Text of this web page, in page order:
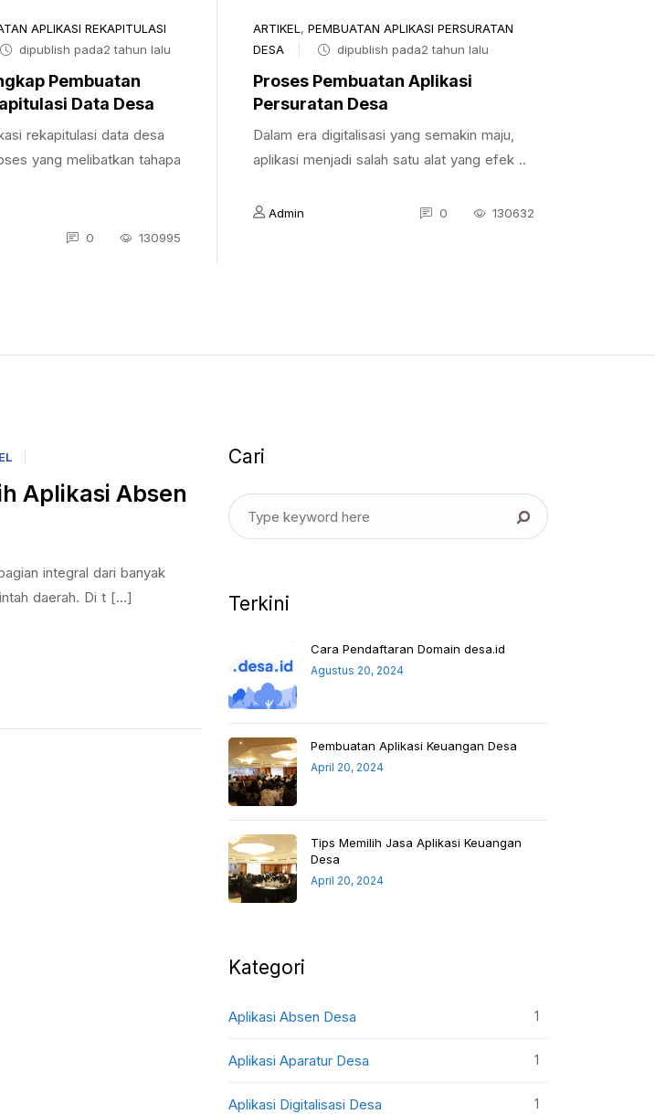
APLIKASI REKAPITULASI
dipublish pada2 tahun lalu
Pembuatan
Data Desa
rekapitulasi data desa
yang melibatkan tahapa
0 130995
ARTIKEL , PEMBUATAN APLIKASI PERSURATAN
DESA
dipublish pada2 tahun lalu
Proses Pembuatan Aplikasi
Persuratan Desa
Dalam era digitalisasi yang semakin maju,
aplikasi menjadi salah satu alat yang efek ..
Admin 0 130632
Aplikasi Absen
integral dari banyak
daerah. Di t [...]
Cari
Terkini
Cara Pendaftaran Domain desa.id
Agustus 20, 2024
Pembuatan Aplikasi Keuangan Desa
April 20, 2024
Tips Memilih Jasa Aplikasi Keuangan
Desa
April 20, 2024
Kategori
Aplikasi Absen Desa 1
Aplikasi Aparatur Desa 1
Aplikasi Digitalisasi Desa 1